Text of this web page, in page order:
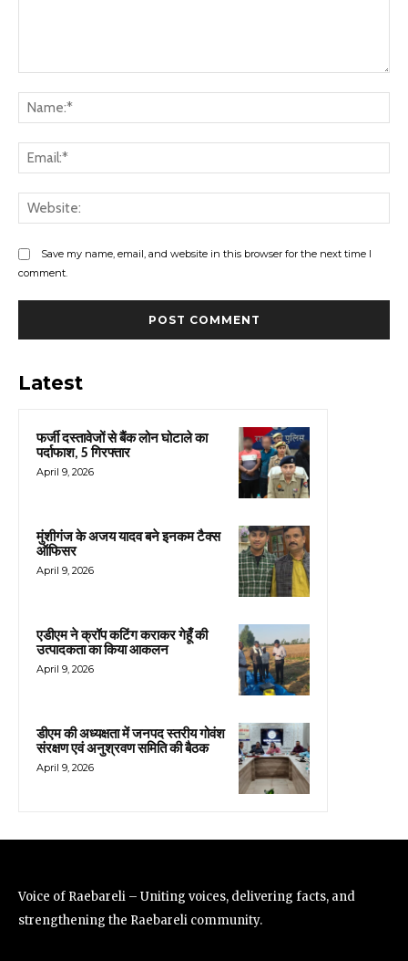
Save my name, email, and website in this browser for the next time I
comment.
Latest
फर्जी दस्तावेजों से बैंक लोन घोटाले का
पर्दाफाश, 5 गिरफ्तार
April 9, 2026
मुंशीगंज के अजय यादव बने इनकम टैक्स
ऑफिसर
April 9, 2026
एडीएम ने क्रॉप कटिंग कराकर गेहूँ की
उत्पादकता का किया आकलन
April 9, 2026
डीएम की अध्यक्षता में जनपद स्तरीय गोवंश
संरक्षण एवं अनुश्रवण समिति की बैठक
April 9, 2026
Voice of Raebareli – Uniting voices, delivering facts, and
strengthening the Raebareli community.